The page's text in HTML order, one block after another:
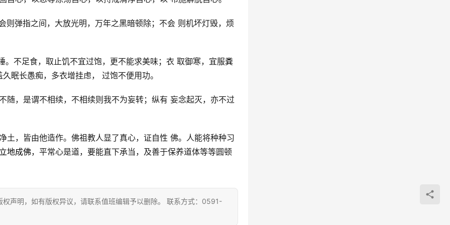
则弹指之间，大放光明，万年之黑暗顿除；不会 则机坏灯毁，烦
不足食，取止饥不宜过饱，更不能求美味；衣 取御寒，宜服粪
眠长愚痴，多衣增挂虑， 过饱不便用功。
随，是谓不相续，不相续则我不为妄转；纵有 妄念起灭，亦不过
土，皆由他造作。佛祖教人显了真心，证自性 佛。人能将种种习
地成佛，平常心是道，要能直下承当，及善于保养道体等等圆顿
声明，如有版权异议，请联系值班编辑予以删除。 联系方式：0591-